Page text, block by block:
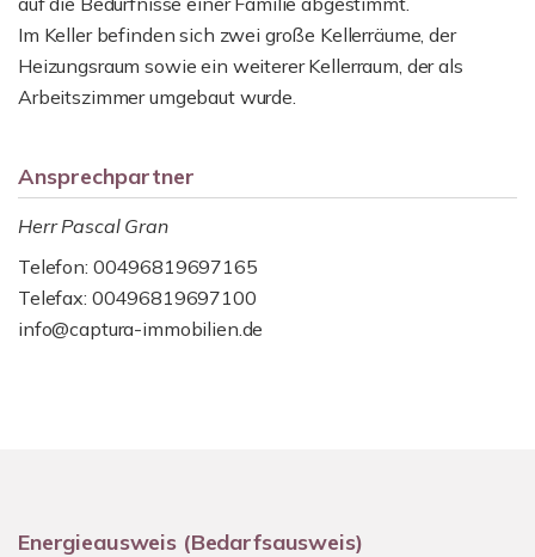
Im Keller befinden sich zwei große Kellerräume, der
Heizungsraum sowie ein weiterer Kellerraum, der als
Arbeitszimmer umgebaut wurde.
Ansprechpartner
Herr Pascal Gran
Telefon: 00496819697165
Telefax: 00496819697100
info@captura-immobilien.de
Energieausweis (Bedarfsausweis)